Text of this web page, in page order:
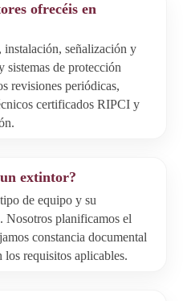
ofrecéis en
instalación, señalización y
sistemas de protección
revisiones periódicas,
certificados RIPCI y
extintor?
de equipo y su
Nosotros planificamos el
constancia documental
requisitos aplicables.